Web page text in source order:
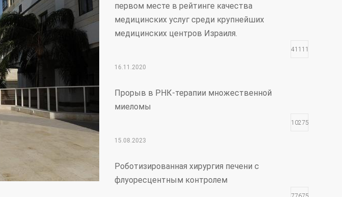
первом месте в рейтинге качества
медицинских услуг среди крупнейших
медицинских центров Израиля.
411116
16.11.2020
Прорыв в РНК-терапии множественной
миеломы
102754
15.08.2023
Роботизированная хирургия печени с
флуоресцентным контролем